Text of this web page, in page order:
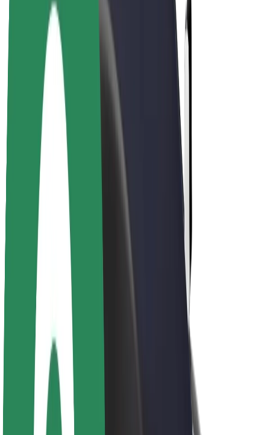
Výdělky kurýra
Partneři Bolt Food
Flotily
Franšízy
Společnost
Kariéra
O společnosti Bolt
Udržitelnost podle Boltu
Projekt Zero
Blog
Tiskové centrum
Pokyny ke značce
Naše poslání
Vedení
Značka
Média
Městský fond
Bezpečnost
Bezpečnost cestujících